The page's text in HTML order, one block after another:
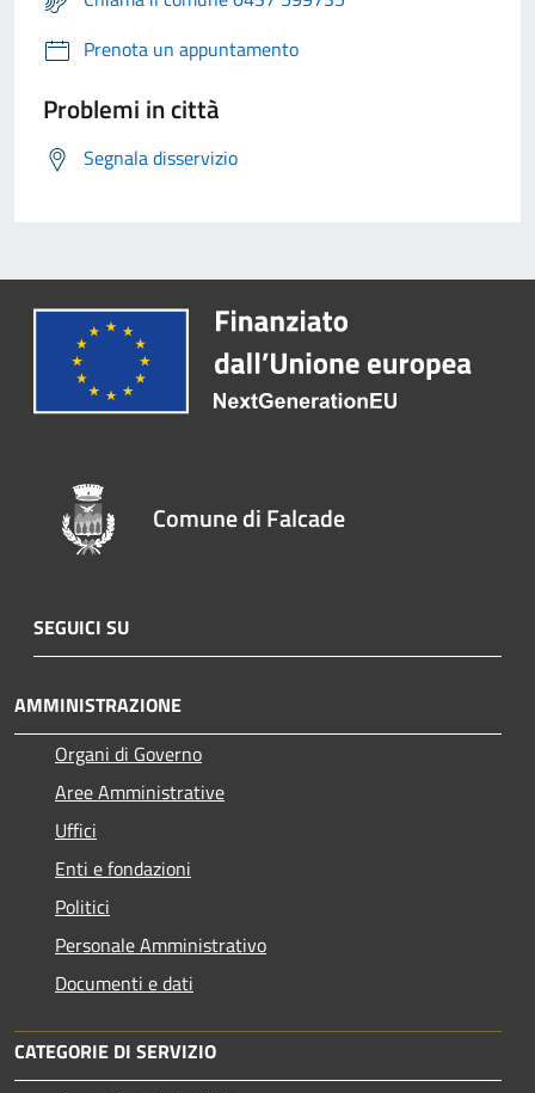
Prenota un appuntamento
Problemi in città
Segnala disservizio
Comune di Falcade
SEGUICI SU
AMMINISTRAZIONE
Organi di Governo
Aree Amministrative
Uffici
Enti e fondazioni
Politici
Personale Amministrativo
Documenti e dati
CATEGORIE DI SERVIZIO